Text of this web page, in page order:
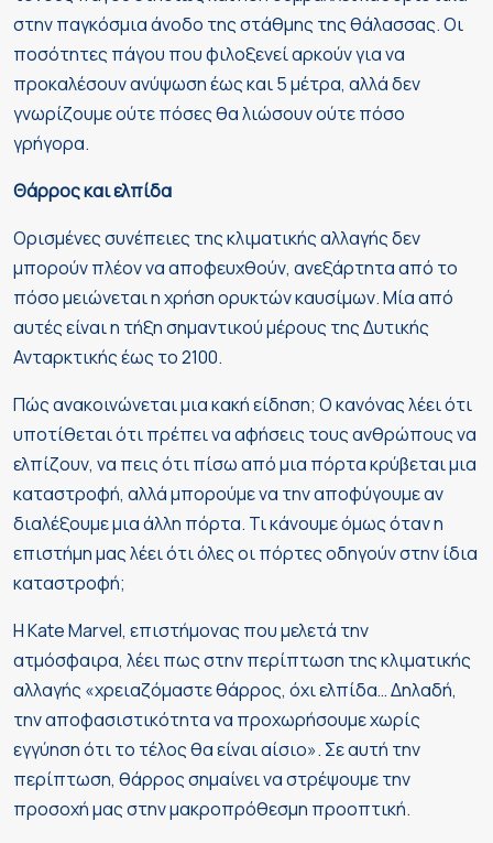
στην παγκόσμια άνοδο της στάθμης της θάλασσας. Οι
ποσότητες πάγου που φιλοξενεί αρκούν για να
προκαλέσουν ανύψωση έως και 5 μέτρα, αλλά δεν
γνωρίζουμε ούτε πόσες θα λιώσουν ούτε πόσο
γρήγορα.
Θάρρος και ελπίδα
Ορισμένες συνέπειες της κλιματικής αλλαγής δεν
μπορούν πλέον να αποφευχθούν, ανεξάρτητα από το
πόσο μειώνεται η χρήση ορυκτών καυσίμων. Μία από
αυτές είναι η τήξη σημαντικού μέρους της Δυτικής
Ανταρκτικής έως το 2100.
Πώς ανακοινώνεται μια κακή είδηση; Ο κανόνας λέει ότι
υποτίθεται ότι πρέπει να αφήσεις τους ανθρώπους να
ελπίζουν, να πεις ότι πίσω από μια πόρτα κρύβεται μια
καταστροφή, αλλά μπορούμε να την αποφύγουμε αν
διαλέξουμε μια άλλη πόρτα. Τι κάνουμε όμως όταν η
επιστήμη μας λέει ότι όλες οι πόρτες οδηγούν στην ίδια
καταστροφή;
Η Kate Marvel, επιστήμονας που μελετά την
ατμόσφαιρα, λέει πως στην περίπτωση της κλιματικής
αλλαγής «χρειαζόμαστε θάρρος, όχι ελπίδα… Δηλαδή,
την αποφασιστικότητα να προχωρήσουμε χωρίς
εγγύηση ότι το τέλος θα είναι αίσιο». Σε αυτή την
περίπτωση, θάρρος σημαίνει να στρέψουμε την
προσοχή μας στην μακροπρόθεσμη προοπτική.